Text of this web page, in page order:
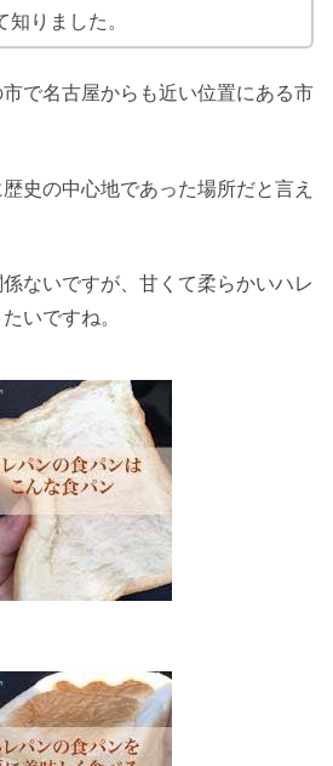
りました。
で名古屋からも近い位置にある市
史の中心地であった場所だと言え
ないですが、甘くて柔らかいハレ
いですね。